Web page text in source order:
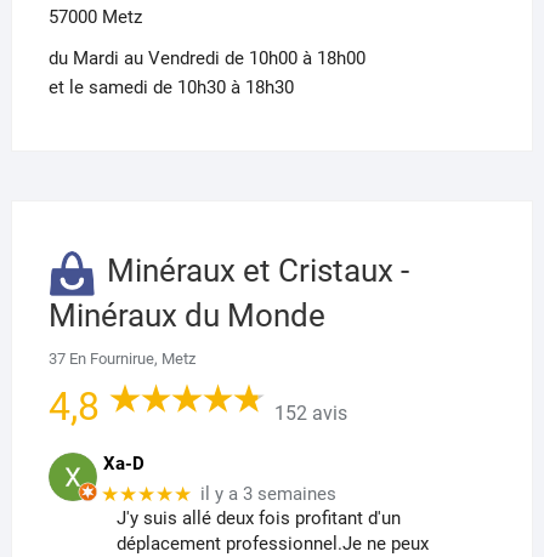
57000 Metz
du Mardi au Vendredi de 10h00 à 18h00
et le samedi de 10h30 à 18h30
Minéraux et Cristaux -
Minéraux du Monde
37 En Fournirue, Metz
4,8 152 avis
Xa-D
★★★★★ il y a 3 semaines
J'y suis allé deux fois profitant d'un
déplacement professionnel.Je ne peux